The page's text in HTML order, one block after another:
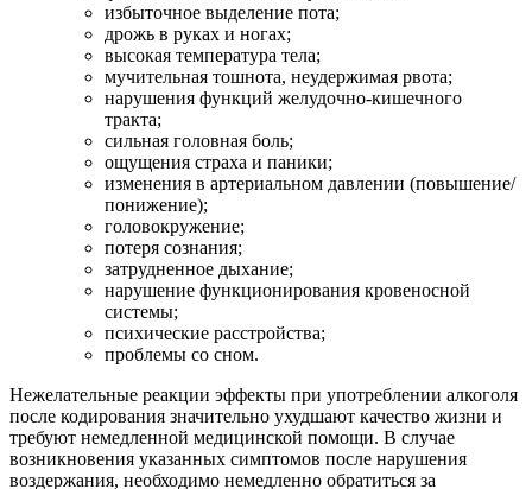
избыточное выделение пота;
дрожь в руках и ногах;
высокая температура тела;
мучительная тошнота, неудержимая рвота;
нарушения функций желудочно-кишечного
тракта;
сильная головная боль;
ощущения страха и паники;
изменения в артериальном давлении (повышение/
понижение);
головокружение;
потеря сознания;
затрудненное дыхание;
нарушение функционирования кровеносной
системы;
психические расстройства;
проблемы со сном.
Нежелательные реакции эффекты при употреблении алкоголя
после кодирования значительно ухудшают качество жизни и
требуют немедленной медицинской помощи. В случае
возникновения указанных симптомов после нарушения
воздержания, необходимо немедленно обратиться за